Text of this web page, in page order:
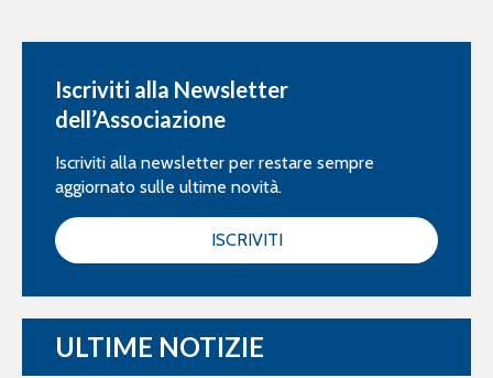
Iscriviti alla Newsletter
dell’Associazione
Iscriviti alla newsletter per restare sempre
aggiornato sulle ultime novità.
ISCRIVITI
ULTIME NOTIZIE